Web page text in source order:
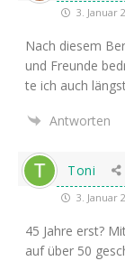
3. Januar
Nach die­sem
und Freun­de
te ich auch
Antworten
Toni
3. Januar
45 Jah­re erst?
auf über 50